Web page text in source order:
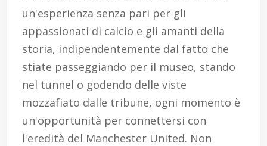
un'esperienza senza pari per gli
appassionati di calcio e gli amanti della
storia, indipendentemente dal fatto che
stiate passeggiando per il museo, stando
nel tunnel o godendo delle viste
mozzafiato dalle tribune, ogni momento è
un'opportunità per connettersi con
l'eredità del Manchester United. Non